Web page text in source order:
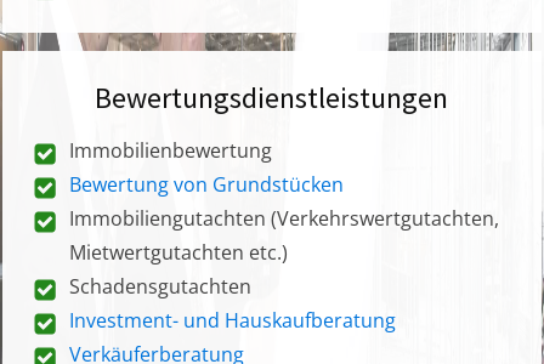
Bewertungsdienstleistungen
Immobilienbewertung
Bewertung von Grundstücken
Immobiliengutachten (Verkehrswertgutachten,
Mietwertgutachten etc.)
Schadensgutachten
Investment- und Hauskaufberatung
Verkäuferberatung